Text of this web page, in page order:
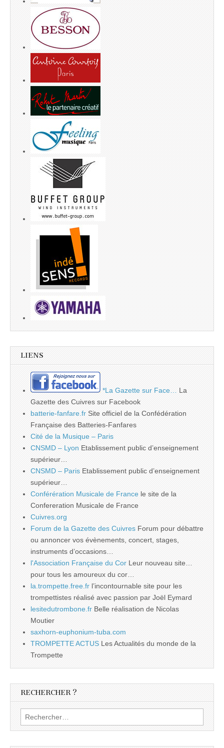
LIENS
*La Gazette sur Face…
La
Gazette des Cuivres sur Facebook
batterie-fanfare.fr Site officiel de la Confédération
Française des Batteries-Fanfares
Cité de la Musique – Paris
CNSMD – Lyon Etablissement public d’enseignement
supérieur…
CNSMD – Paris Etablissement public d’enseignement
supérieur…
Conférération Musicale de France le site de la
Confereration Musicale de France
Cuivres.org
Forum de la Gazette des Cuivres Forum pour débattre
ou annoncer vos évènements, concert, stages,
instruments d’occasions…
l'Association Française du Cor Leur nouveau site…
pour tous les amoureux du cor…
la.trompette.free.fr l’incontournable site pour les
trompettistes réalisé avec passion par Joël Eymard
lesitedutrombone.fr Belle réalisation de Nicolas
Moutier
saxhorn-euphonium-tuba.com
TROMPETTE ACTUS Les Actualités du monde de la
Trompette
RECHERCHER ?
Rechercher :